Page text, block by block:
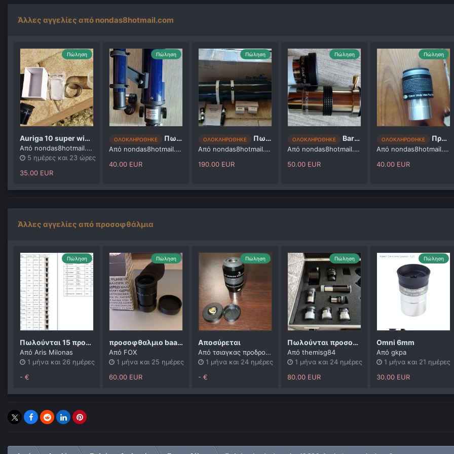
Άλλες αγγελίες από nondas8hotmail.com
Πώληση
Auriga 10 super wide angle
Από nondas8hotmail.com
5 ημέρες και 23 ώρες
35.00 EUR
Πώληση
ΟΛΟΚΛΗΡΩΘΗΚΕ Πωλούνται 2 προσοφθάλμια 4, 20 και τηλεσκόπιο
Από nondas8hotmail.com
40.00 EUR
Πώληση
ΟΛΟΚΛΗΡΩΘΗΚΕ Πωλείται skywatcher 150/1200pl + βάση dobson
Από nondas8hotmail.com
190.00 EUR
Πώληση
ΟΛΟΚΛΗΡΩΘΗΚΕ Barlow x3, 1 προσοφθαλμιο.
Από nondas8hotmail.com
50.00 EUR
Πώληση
ΟΛΟΚΛΗΡΩΘΗΚΕ Προσοφθάλμιο bintel 15 wide angle fully multicoated
Από nondas8hotmail.com
40.00 EUR
Άλλες αγγελίες από προσοφθάλμια
Πώληση
Πωλούνται 15 προσοφθάλμια και 2 Barlow 2X
Από Aris Milonas
1 μήνα και 26 ημέρες
- €
Πώληση
προσοφθαλμιο baader 18mm ορθοσκοπικο
Από FOX
1 μήνα και 25 ημέρες
60.00 EUR
Πώληση
Αποσύρεται
Από τσιαγκας προδρομος
1 μήνα και 24 ημέρες
- €
Πώληση
Πωλούνται προσοφθάλμια με βαλίτσα
Από themisg84
1 μήνα και 24 ημέρες
80.00 EUR
Πώληση
Omni 6mm
Από gkpa
1 μήνα και 21 ημέρες
30.00 EUR